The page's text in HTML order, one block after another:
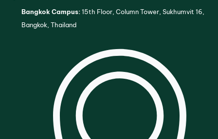
Bangkok Campus:15th Floor, Column Tower, Sukhumvit 16,
Bangkok, Thailand